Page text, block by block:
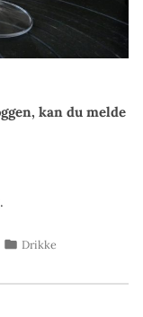
kan du melde
.
Publisert
Drikke